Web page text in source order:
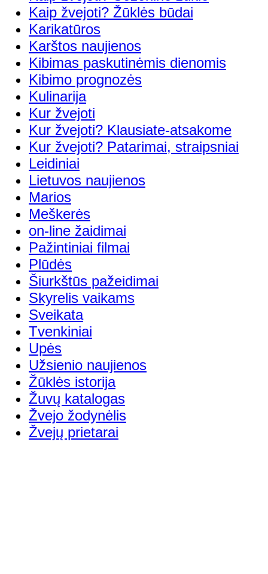
Kaip žvejoti? Žūklės būdai
Karikatūros
Karštos naujienos
Kibimas paskutinėmis dienomis
Kibimo prognozės
Kulinarija
Kur žvejoti
Kur žvejoti? Klausiate-atsakome
Kur žvejoti? Patarimai, straipsniai
Leidiniai
Lietuvos naujienos
Marios
Meškerės
on-line žaidimai
Pažintiniai filmai
Plūdės
Šiurkštūs pažeidimai
Skyrelis vaikams
Sveikata
Tvenkiniai
Upės
Užsienio naujienos
Žūklės istorija
Žuvų katalogas
Žvejo žodynėlis
Žvejų prietarai